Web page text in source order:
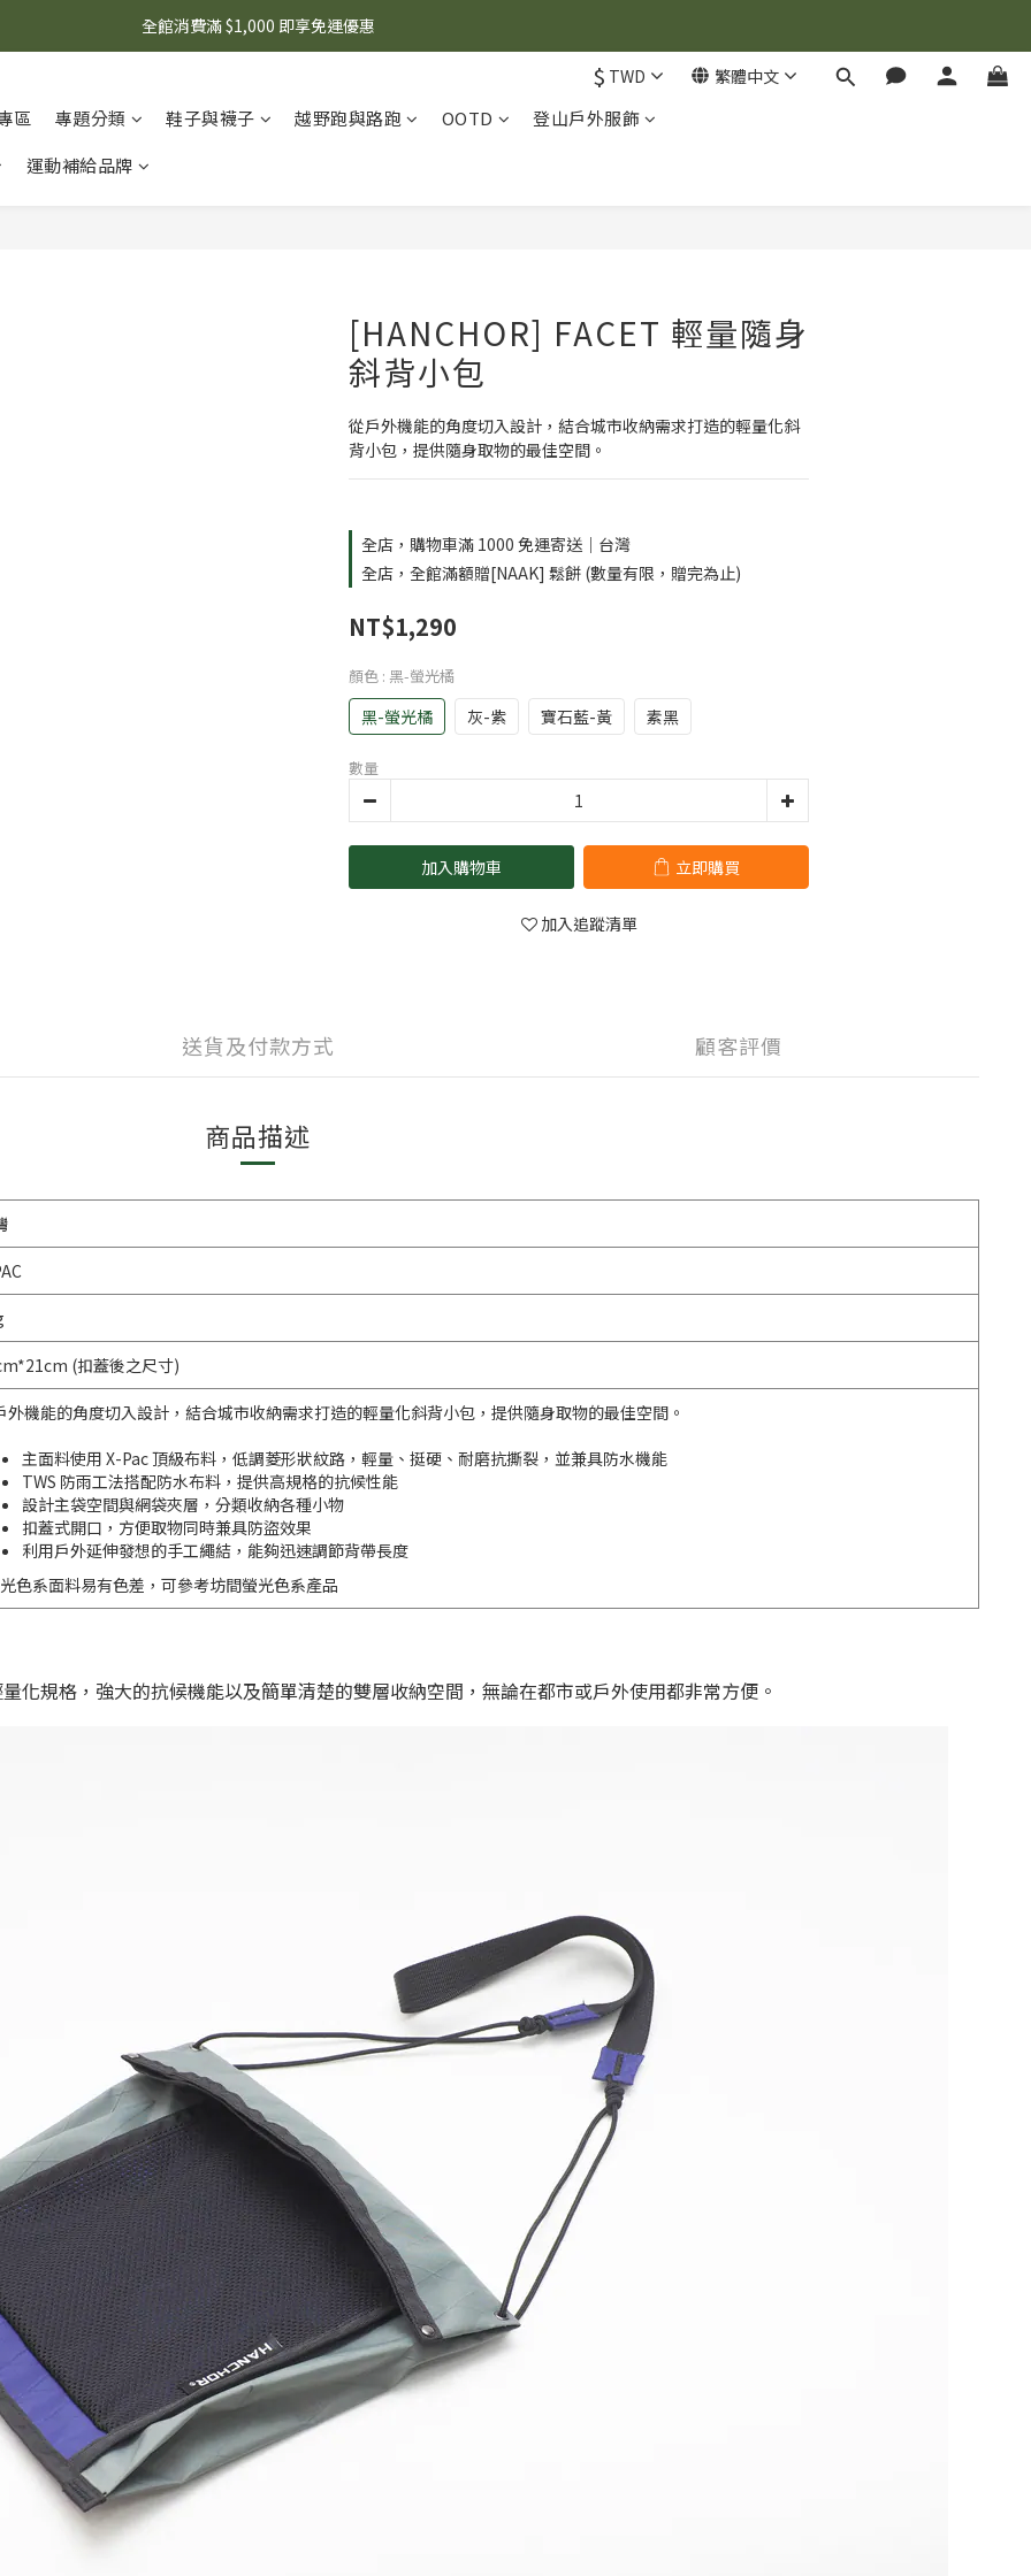
🌟 想知道現在有什麼優惠嗎？ 點擊查看最新優惠！
全館消費滿 $1,000 即享免運優惠
$ TWD 繁體中文
區 專題分類 鞋子與襪子 越野跑與路跑 OOTD
登山戶外服飾
運動補給品牌
[HANCHOR] FACET 輕量隨身
斜背小包
從戶外機能的角度切入設計，結合城市收納需求打造的輕量化斜
背小包，提供隨身取物的最佳空間。
全店，購物車滿 1000 免運寄送｜台灣
全店，全館滿額贈[NAAK] 鬆餅 (數量有限，贈完為止)
NT$1,290
顏色 : 黑-螢光橘
黑-螢光橘 灰-紫 寶石藍-黃 素黑
數量
加入購物車 立即購買
加入追蹤清單
送貨及付款方式 顧客評價
商品描述
(扣蓋後之尺寸)
外機能的角度切入設計，結合城市收納需求打造的輕量化斜背小包，提供隨身取物的最佳空間。
主面料使用 X-Pac 頂級布料，低調菱形狀紋路，輕量、挺硬、耐磨抗撕裂，並兼具防水機能
TWS 防雨工法搭配防水布料，提供高規格的抗候性能
設計主袋空間與網袋夾層，分類收納各種小物
扣蓋式開口，方便取物同時兼具防盜效果
利用戶外延伸發想的手工繩結，能夠迅速調節背帶長度
色系面料易有色差，可參考坊間螢光色系產品
化規格，強大的抗候機能以及簡單清楚的雙層收納空間，無論在都市或戶外使用都非常方便。